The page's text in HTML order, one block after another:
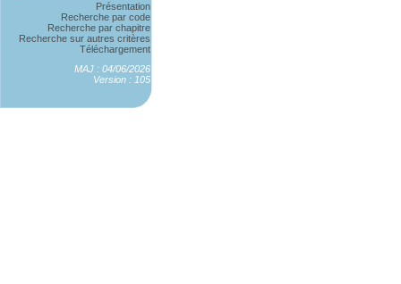
Présentation
Recherche par code
Recherche par chapitre
Recherche sur autres critères
Téléchargement
MAJ : 04/06/2026
Version : 105